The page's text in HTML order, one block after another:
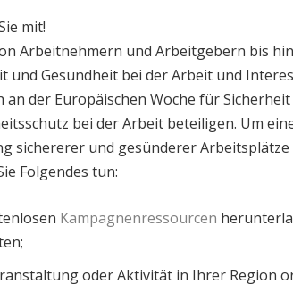
mit!
Arbeitnehmern und Arbeitgebern bis
und Gesundheit bei der Arbeit und
an der Europäischen Woche für
bei der Arbeit beteiligen. Um
sichererer und gesünderer Arbeitsplätze
Folgendes tun:
Kampagnenressourcen
oder Aktivität in Ihrer Region